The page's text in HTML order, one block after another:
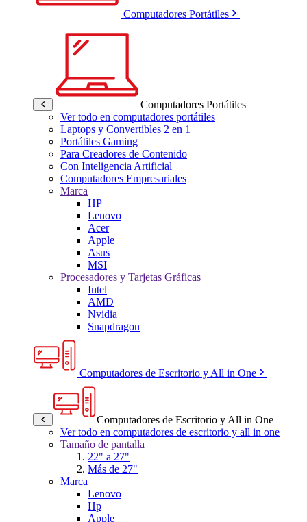
Computadores Portátiles
Computadores Portátiles
Ver todo en computadores portátiles
Laptops y Convertibles 2 en 1
Portátiles Gaming
Para Creadores de Contenido
Con Inteligencia Artificial
Computadores Empresariales
Marca
HP
Lenovo
Acer
Apple
Asus
MSI
Procesadores y Tarjetas Gráficas
Intel
AMD
Nvidia
Snapdragon
Computadores de Escritorio y All in One
Computadores de Escritorio y All in One
Ver todo en computadores de escritorio y all in one
Tamaño de pantalla
22" a 27"
Más de 27"
Marca
Lenovo
Hp
Apple